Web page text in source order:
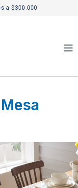
a $300.000